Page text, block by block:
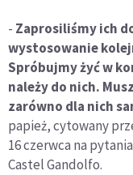
- Zaprosiliśmy ich
wystosowanie
Spróbujmy żyć w
należy do nich.
zarówno dla nich
papież, cytowany
16 czerwca na
Castel Gandolfo.